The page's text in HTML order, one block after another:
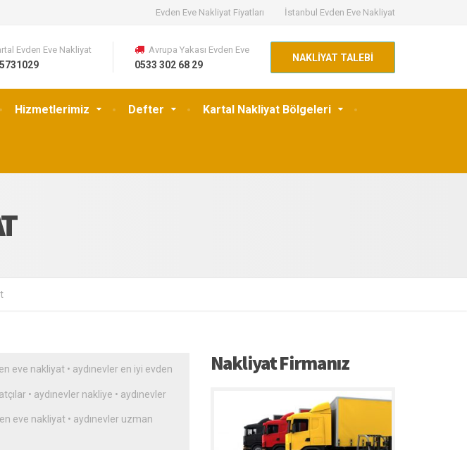
Evden Eve Nakliyat Fiyatları İstanbul Evden Eve Nakliyat
Hizmetlerimiz Defter Kartal Nakliyat Bölgeleri
Evden Eve Nakliyat Avrupa Yakası Evden Eve
0533 302 68 29
NAKLİYAT TALEBİ
eve nakliyat • aydınevler en iyi evden
• aydınevler nakliye • aydınevler
eve nakliyat • aydınevler uzman
Nakliyat Firmanız